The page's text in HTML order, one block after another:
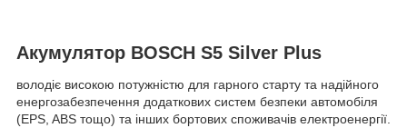
Акумулятор BOSCH S5 Silver Plus
володіє високою потужністю для гарного старту та надійного
енергозабезпечення додаткових систем безпеки автомобіля
(EPS, ABS тощо) та інших бортових споживачів електроенергії.